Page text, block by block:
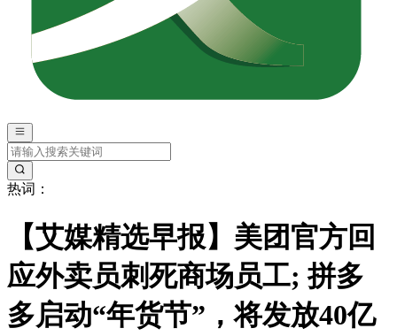
热词：
【艾媒精选早报】美团官方回
应外卖员刺死商场员工; 拼多
多启动“年货节”，将发放40亿